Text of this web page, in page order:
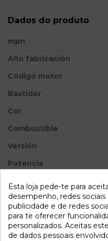
Dados do produto
mpn
Año fabricación
Código motor
Bastidor
Cor
Combustible
Versión
Potencia
Referência 576187
Disponível a partir de:
Esta loja pede-te para
desempenho, redes
publicidade e de redes
para te oferecer
personalizados. Aceitas
de dados pessoais